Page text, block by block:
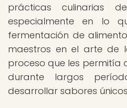
prácticas culinarias
especialmente en lo
fermentación de
maestros en el arte de
proceso que les permitía
durante largos
desarrollar sabores